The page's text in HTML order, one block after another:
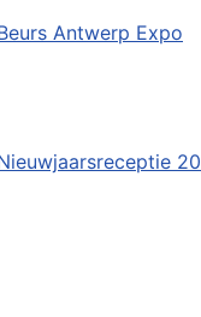
Antwerp Expo